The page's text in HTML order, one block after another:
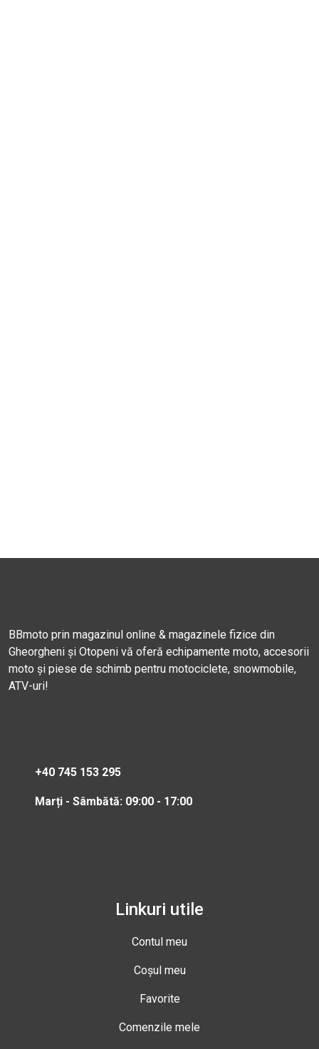
BBmoto prin magazinul online & magazinele fizice din
Gheorgheni și Otopeni vă oferă echipamente moto, accesorii
moto și piese de schimb pentru motociclete, snowmobile,
ATV-uri!
+40 745 153 295
Marți - Sâmbătă: 09:00 - 17:00
Linkuri utile
Contul meu
Coșul meu
Favorite
Comenzile mele